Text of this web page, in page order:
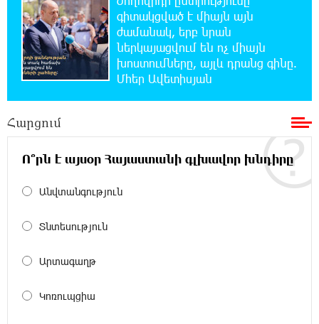
22:36:21 5-08-2026
Իրանն ու Օմանը համաձայնեցրել են
Հորմուզի նեղուցով նոր երթուղու
կոորդինատները
պաշտպանենք մեր եկեղեցին․ Մենուա
Սողոմոնյան
22:26:38 5-08-2026
Նարեկ Կարապետյանը հարցազրույց է տվել
Մհեր Բաղդասարյանին
է մասնակցել խաղարկության․ զգուշացում
գիտակցված է միայն այն
ժամանակ, երբ նրան
ներկայացվում են ոչ միայն
խոստումները, այլև դրանց գինը.
Մհեր Ավետիսյան
Հարցում
Ո՞րն է այսօր Հայաստանի գլխավոր խնդիրը
Անվտանգություն
Տնտեսություն
Արտագաղթ
Կոռուպցիա